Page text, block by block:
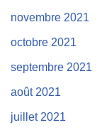
novembre 2021
octobre 2021
septembre 2021
août 2021
juillet 2021